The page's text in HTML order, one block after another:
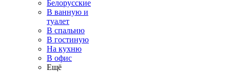
Белорусские
В ванную и
туалет
В спальню
В гостиную
На кухню
В офис
Ещё